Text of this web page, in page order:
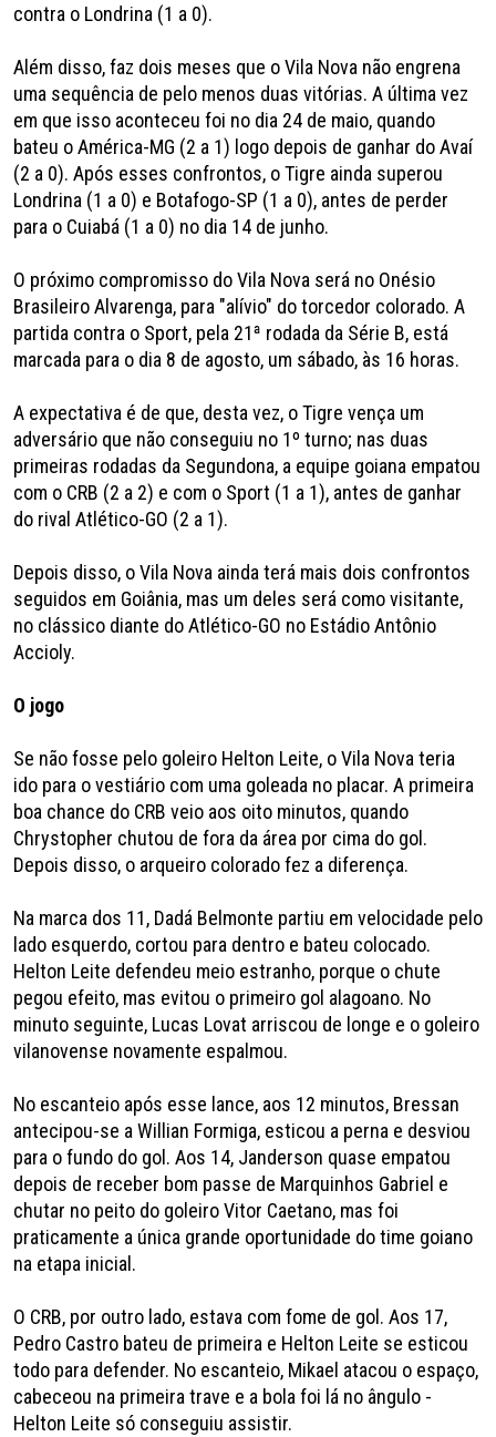
contra o Londrina (1 a 0).
Além disso, faz dois meses que o Vila Nova não engrena
uma sequência de pelo menos duas vitórias. A última vez
em que isso aconteceu foi no dia 24 de maio, quando
bateu o América-MG (2 a 1) logo depois de ganhar do Avaí
(2 a 0). Após esses confrontos, o Tigre ainda superou
Londrina (1 a 0) e Botafogo-SP (1 a 0), antes de perder
para o Cuiabá (1 a 0) no dia 14 de junho.
O próximo compromisso do Vila Nova será no Onésio
Brasileiro Alvarenga, para "alívio" do torcedor colorado. A
partida contra o Sport, pela 21ª rodada da Série B, está
marcada para o dia 8 de agosto, um sábado, às 16 horas.
A expectativa é de que, desta vez, o Tigre vença um
adversário que não conseguiu no 1º turno; nas duas
primeiras rodadas da Segundona, a equipe goiana empatou
com o CRB (2 a 2) e com o Sport (1 a 1), antes de ganhar
do rival Atlético-GO (2 a 1).
Depois disso, o Vila Nova ainda terá mais dois confrontos
seguidos em Goiânia, mas um deles será como visitante,
no clássico diante do Atlético-GO no Estádio Antônio
Accioly.
O jogo
Se não fosse pelo goleiro Helton Leite, o Vila Nova teria
ido para o vestiário com uma goleada no placar. A primeira
boa chance do CRB veio aos oito minutos, quando
Chrystopher chutou de fora da área por cima do gol.
Depois disso, o arqueiro colorado fez a diferença.
Na marca dos 11, Dadá Belmonte partiu em velocidade pelo
lado esquerdo, cortou para dentro e bateu colocado.
Helton Leite defendeu meio estranho, porque o chute
pegou efeito, mas evitou o primeiro gol alagoano. No
minuto seguinte, Lucas Lovat arriscou de longe e o goleiro
vilanovense novamente espalmou.
No escanteio após esse lance, aos 12 minutos, Bressan
antecipou-se a Willian Formiga, esticou a perna e desviou
para o fundo do gol. Aos 14, Janderson quase empatou
depois de receber bom passe de Marquinhos Gabriel e
chutar no peito do goleiro Vitor Caetano, mas foi
praticamente a única grande oportunidade do time goiano
na etapa inicial.
O CRB, por outro lado, estava com fome de gol. Aos 17,
Pedro Castro bateu de primeira e Helton Leite se esticou
todo para defender. No escanteio, Mikael atacou o espaço,
cabeceou na primeira trave e a bola foi lá no ângulo -
Helton Leite só conseguiu assistir.